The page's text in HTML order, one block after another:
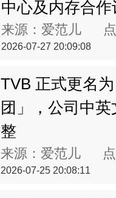
中心及内存合作
来源：爱范儿
2026-07-27 20:09:08
TVB 正式更名
团」，公司中
整
来源：爱范儿 点
2026-07-25 20:08:11